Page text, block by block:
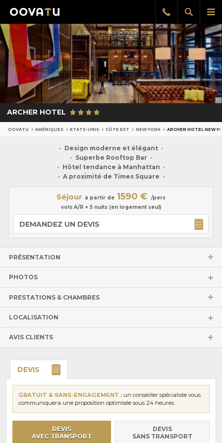
le
Afficher
la
Rappel
gratuit
ARCHER HOTEL
OOVATU AMÉRIQUES ETATS-UNIS CÔTE EST NEW YORK ARCHER HOTEL NEW
Design moderne et élégant
Superbe Rooftop Bar
Hôtel tendance à Manhattan
A proximité de Times Square
Séjour à partir de 1590 €
/pers
vols A/R + 5 nuits (en logement seul)
DEMANDEZ UN DEVIS
PRÉSENTATION
PHOTOS
PRESTATIONS & CHAMBRES
LOCALISATION
AVIS CLIENTS
DEVIS
GRATUIT & SANS-ENGAGEMENT : un conseiller spécialiste vous
communiquera une proposition optimisée sous 24 heures.
DEVIS
AVEC TRANSPORT
DEVIS
SANS TRANSPORT